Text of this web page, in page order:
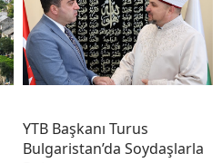
YTB Başkanı Turus
Bulgaristan’da Soydaşlarla